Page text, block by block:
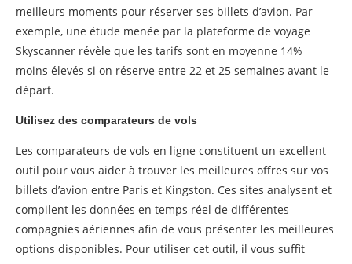
meilleurs moments pour réserver ses billets d’avion. Par
exemple, une étude menée par la plateforme de voyage
Skyscanner révèle que les tarifs sont en moyenne 14%
moins élevés si on réserve entre 22 et 25 semaines avant le
départ.
Utilisez des comparateurs de vols
Les comparateurs de vols en ligne constituent un excellent
outil pour vous aider à trouver les meilleures offres sur vos
billets d’avion entre Paris et Kingston. Ces sites analysent et
compilent les données en temps réel de différentes
compagnies aériennes afin de vous présenter les meilleures
options disponibles. Pour utiliser cet outil, il vous suffit